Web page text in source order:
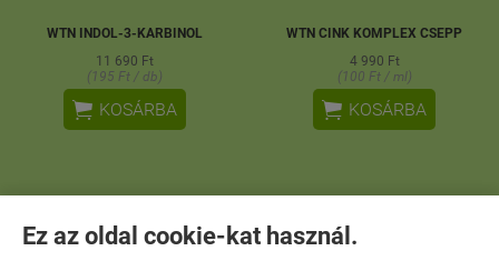
Ez az oldal cookie-kat használ.
WTN INDOL-3-KARBINOL
11 690 Ft
(195 Ft / db)
 KOSÁRBA
WTN CINK KOMPLEX CSEPP
4 990 Ft
(100 Ft / ml)
 KOSÁRBA